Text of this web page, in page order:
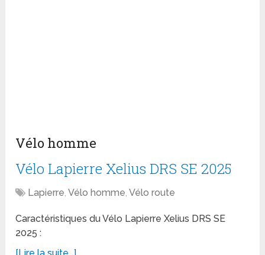
Vélo homme
Vélo Lapierre Xelius DRS SE 2025
Lapierre,Vélo homme,Vélo route
Caractéristiques du Vélo Lapierre Xelius DRS SE
2025 :